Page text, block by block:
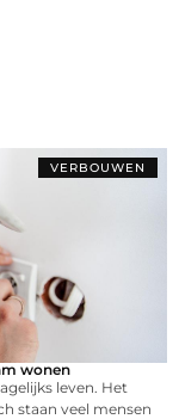
VERBOUWEN
wonen
leven. Het
staan veel mensen